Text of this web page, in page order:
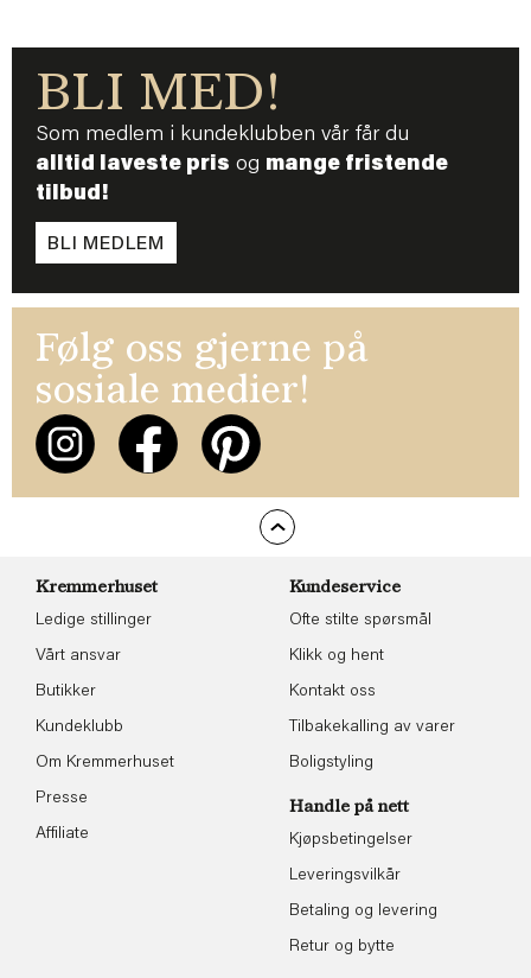
BLI MED!
Som medlem i kundeklubben vår får du
alltid laveste pris og mange fristende
tilbud!
BLI MEDLEM
Følg oss gjerne på
sosiale medier!
Kremmerhuset
Ledige stillinger
Vårt ansvar
Butikker
Kundeklubb
Om Kremmerhuset
Presse
Affiliate
Kundeservice
Ofte stilte spørsmål
Klikk og hent
Kontakt oss
Tilbakekalling av varer
Boligstyling
Handle på nett
Kjøpsbetingelser
Leveringsvilkår
Betaling og levering
Retur og bytte